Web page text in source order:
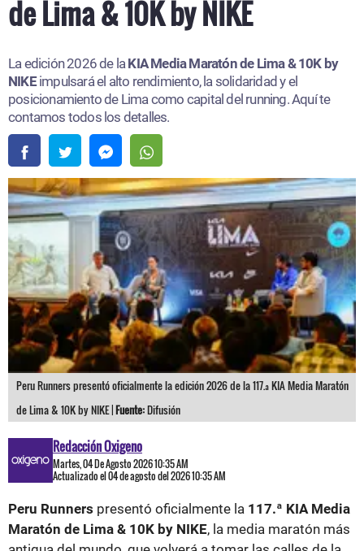
de Lima & 10K by NIKE
La edición 2026 de la KIA Media Maratón de Lima & 10K by
NIKEimpulsará el alto rendimiento, la solidaridad y el
posicionamiento de Lima como capital del running. Aquí te
contamos todos los detalles.
Peru Runners presentó oficialmente la edición 2026 de la 117.ª KIA Media Maratón
de Lima & 10K by NIKE |Fuente:Difusión
Redacción Oxigeno
Martes, 04 De Agosto 2026 10:35 AM
Actualizado el 04 de agosto del 2026 10:35 AM
Peru Runners presentó oficialmente la 117.ª KIA Media
Maratón de Lima & 10K by NIKE, la media maratón más